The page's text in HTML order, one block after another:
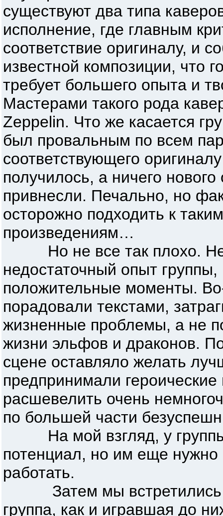
существуют два типа
исполнение, где главным
соответствие оригиналу, и
известной композиции, что
требует большего опыта и
Мастерами такого рода
Zeppelin. Что же касается
был провальным по всем
соответствующего
получилось, а ничего
привнесли. Печально, но
осторожно подходить к
произведениям…
Но не все так плохо.
недостаточный опыт
положительные моменты.
порадовали текстами,
жизненные проблемы, а не
жизни эльфов и драконов.
сцене оставляло желать
предпринимали героические
расшевелить очень
по большей части
На мой взгляд, у группы
потенциал, но им еще нужно
работать.
Затем мы
группа, как и игравшая до